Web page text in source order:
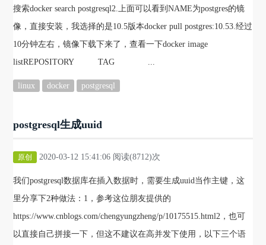
搜索docker search postgresql2.上面可以看到NAME为postgres的镜
像，直接安装，我选择的是10.5版本docker pull postgres:10.53.经过
10分钟左右，镜像下载下来了，查看一下docker image
listREPOSITORY TAG ...
linux docker postgresql
postgresql生成uuid
原创 2020-03-12 15:41:06 阅读(8712)次
我们postgresql数据库在插入数据时，需要生成uuid当作主键，这
里分享下2种做法：1，参考这位朋友提供的
https://www.cnblogs.com/chengyungzheng/p/10175515.html2，也可
以直接自己拼接一下，但这不建议在高并发下使用，以下三个语